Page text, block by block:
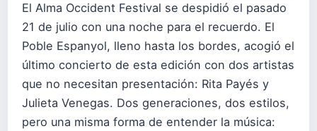
El Alma Occident Festival se despidió el pasado
21 de julio con una noche para el recuerdo. El
Poble Espanyol, lleno hasta los bordes, acogió el
último concierto de esta edición con dos artistas
que no necesitan presentación: Rita Payés y
Julieta Venegas. Dos generaciones, dos estilos,
pero una misma forma de entender la música: